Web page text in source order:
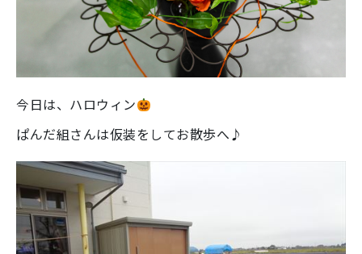
今日は、ハロウィン
ぱんだ組さんは仮装をしてお散歩へ♪